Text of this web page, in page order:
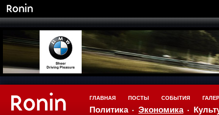
ГЛАВНАЯ
Политика Экономика
ПОСТЫ СОБЫТИЯ